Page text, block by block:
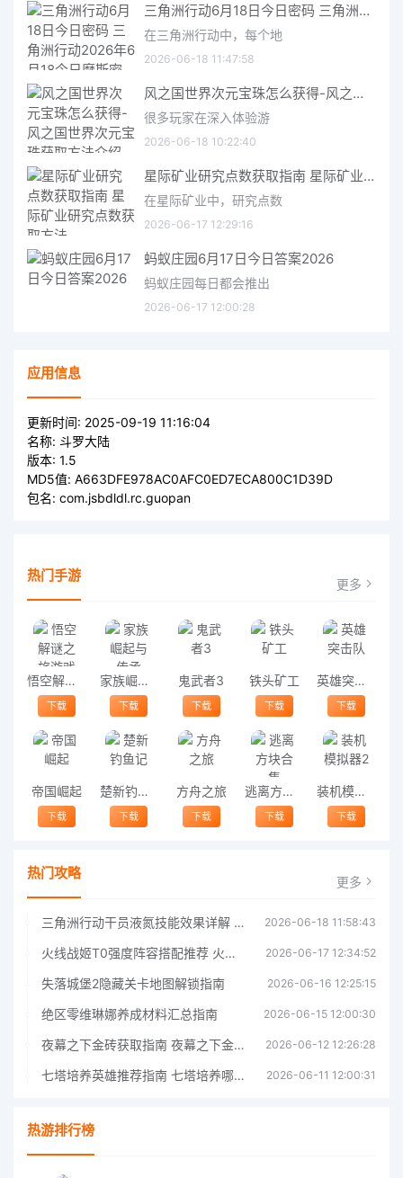
三角洲行动6月18日今日密码 三角洲行动2026年6月18今日摩斯密码分享
在三角洲行动中，每个地
2026-06-18 11:47:58
风之国世界次元宝珠怎么获得-风之国世界次元宝珠获取方法介绍
很多玩家在深入体验游
2026-06-18 10:22:40
星际矿业研究点数获取指南 星际矿业研究点数获取方法
在星际矿业中，研究点数
2026-06-17 12:29:16
蚂蚁庄园6月17日今日答案2026
蚂蚁庄园每日都会推出
2026-06-17 12:00:28
应用信息
更新时间: 2025-09-19 11:16:04
名称: 斗罗大陆
版本: 1.5
MD5值: A663DFE978AC0AFC0ED7ECA800C1D39D
包名: com.jsbdldl.rc.guopan
热门手游 更多
悟空解谜之旅游戏
下载
家族崛起与传承
下载
鬼武者3
下载
铁头矿工
下载
英雄突击队
下载
帝国崛起
下载
楚新钓鱼记
下载
方舟之旅
下载
逃离方块合集
下载
装机模拟器2
下载
热门攻略 更多
三角洲行动干员液氮技能效果详解 三角洲行动干员液氮技能介绍 2026-06-18 11:58:43
火线战姬T0强度阵容搭配推荐 火线战姬T0强度阵容哪个好 2026-06-17 12:34:52
失落城堡2隐藏关卡地图解锁指南 2026-06-16 12:25:15
绝区零维琳娜养成材料汇总指南 2026-06-15 12:00:30
夜幕之下金砖获取指南 夜幕之下金砖获取方法 2026-06-12 12:26:28
七塔培养英雄推荐指南 七塔培养哪个英雄好 2026-06-11 12:00:31
热游排行榜